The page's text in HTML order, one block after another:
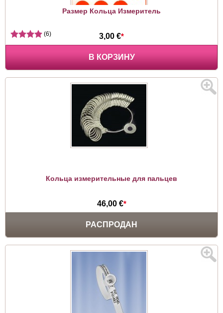
Размер Кольца Измеритель
3,00 €*
(6)
В КОРЗИНУ
Кольца измерительные для пальцев
46,00 €*
РАСПРОДАН